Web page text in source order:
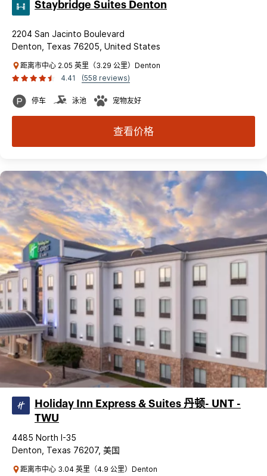
Staybridge Suites Denton
2204 San Jacinto Boulevard
Denton, Texas 76205, United States
距离市中心 2.05 英里（3.29 公里）Denton
4.41
(558 reviews)
停车 泳池 宠物友好
查看价格
Holiday Inn Express & Suites 丹顿- UNT -
TWU
4485 North I-35
Denton, Texas 76207, 美国
距离市中心 3.04 英里（4.9 公里）Denton